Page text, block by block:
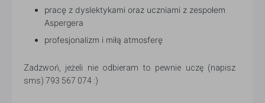
pracę z dyslektykami oraz uczniami z zespołem
Aspergera
profesjonalizm i miłą atmosferę
Zadzwoń, jeżeli nie odbieram to pewnie uczę (napisz
sms) 793 567 074 :)